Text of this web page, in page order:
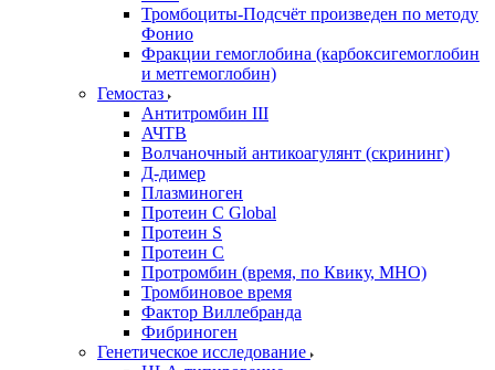
Тромбоциты-Подсчёт произведен по методу
Фонио
Фракции гемоглобина (карбоксигемоглобин
и метгемоглобин)
Гемостаз
Антитромбин III
АЧТВ
Волчаночный антикоагулянт (скрининг)
Д-димер
Плазминоген
Протеин C Global
Протеин S
Протеин С
Протромбин (время, по Квику, МНО)
Тромбиновое время
Фактор Виллебранда
Фибриноген
Генетическое исследование